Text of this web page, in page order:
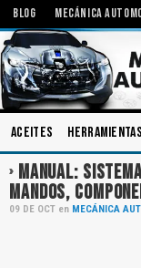
BLOG MECÁNICA
Aceites Herramientas
MANUAL:
MANDOS,
09 DE OCT en MECÁNICA